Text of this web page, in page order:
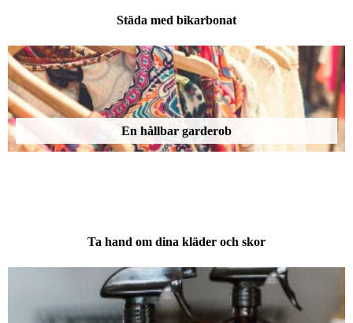
Städa med bikarbonat
En hållbar garderob
Ta hand om dina kläder och skor